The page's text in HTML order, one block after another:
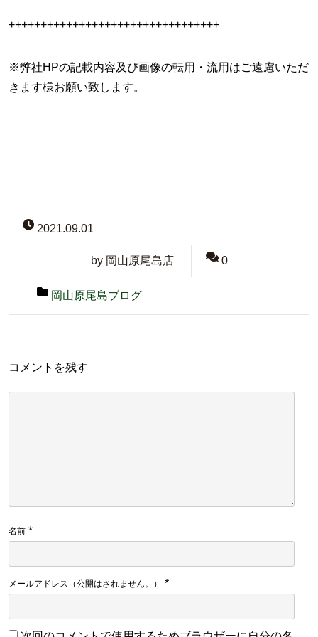
+++++++++++++++++++++++++++++++++
※弊社HPの記載内容及び画像の転用・流用はご遠慮いただ
きます様お願い致します。
2021.09.01
by 岡山原尾島店 0
岡山原尾島ブログ
コメントを残す
名前 *
メールアドレス（公開はされません。） *